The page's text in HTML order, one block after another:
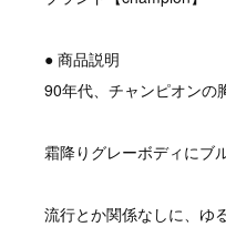
● 商品説明
90年代、チャンピオンの
霜降りグレーボディにブ
流行とか関係なしに、ゆ